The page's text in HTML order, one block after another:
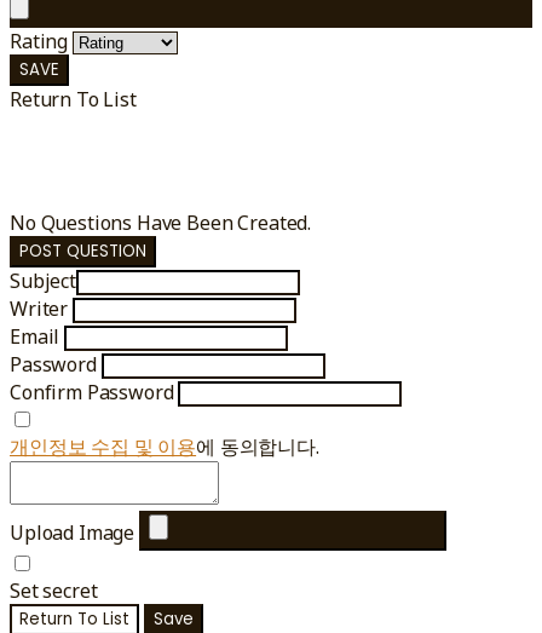
Rating
SAVE
Return To List
No Questions Have Been Created.
POST QUESTION
Subject
Writer
Email
Password
Confirm Password
개인정보 수집 및 이용에 동의합니다.
Upload Image
Set secret
Return To List Save